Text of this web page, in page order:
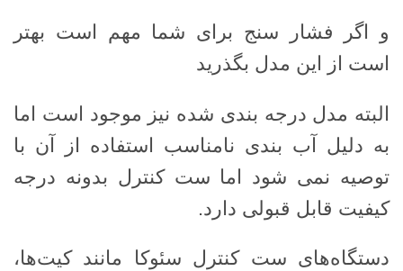
و اگر فشار سنج برای شما مهم است بهتر
است از این مدل بگذرید
البته مدل درجه بندی شده نیز موجود است اما
به دلیل آب بندی نامناسب استفاده از آن با
توصیه نمی شود اما ست کنترل بدونه درجه
کیفیت قابل قبولی دارد.
دستگاه‌های ست کنترل سئوکا مانند کیت‌ها،